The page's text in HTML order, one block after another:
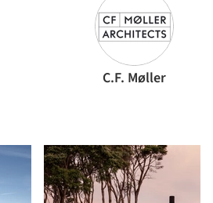
C.F. Møller